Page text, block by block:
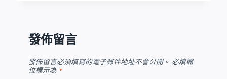
發佈留言
發佈留言必須填寫的電子郵件地址不會公開。 必填欄
位標示為 *